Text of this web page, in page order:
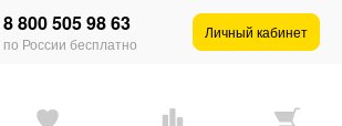
8 800 505 98 63
по России бесплатно
Личный кабинет